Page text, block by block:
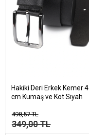
Hakiki Deri Erkek Kemer 4
cm Kumaş ve Kot Siyah
498,57 TL
349,00 TL